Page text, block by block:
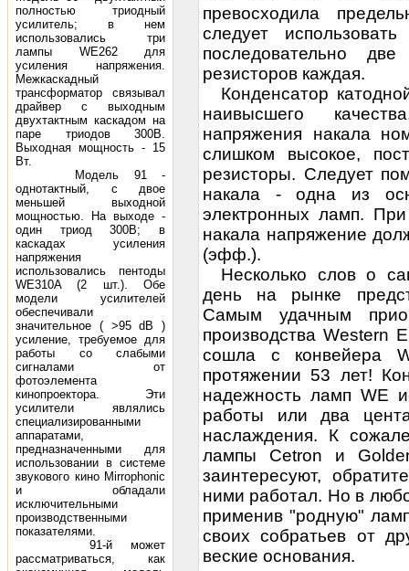
полностью триодный
усилитель; в нем
использовались три
лампы WE262 для
усиления напряжения.
Межкаскадный
трансформатор связывал
драйвер с выходным
двухтактным каскадом на
паре триодов 300В.
Выходная мощность - 15
Вт.
Модель 91 -
однотактный, с двое
меньшей выходной
мощностью. На выходе -
один триод 300В; в
каскадах усиления
напряжения
использовались пентоды
WE310A (2 шт.). Обе
модели усилителей
обеспечивали
значительное ( >95 dB )
усиление, требуемое для
работы со слабыми
сигналами от
фотоэлемента
кинопроектора. Эти
усилители являлись
специализированными
аппаратами,
предназначенными для
использовании в системе
звукового кино Mirrophonic
и обладали
исключительными
производственными
показателями.
91-й может
рассматриваться, как
превосходила
следует
последовательно
резисторов каждая.
Конденсатор
наивысшего
напряжения накала
слишком высокое,
резисторы. Следует
накала - одна из
электронных ламп.
накала напряжение
(эфф.).
Несколько слов о
день на рынке
Самым удачным
производства Western
сошла с конвейера
протяжении 53 лет!
надежность ламп WE
работы или два
наслаждения. К
лампы Cetron и
заинтересуют,
ними работал. Но в
применив "родную"
своих собратьев от
веские основания.